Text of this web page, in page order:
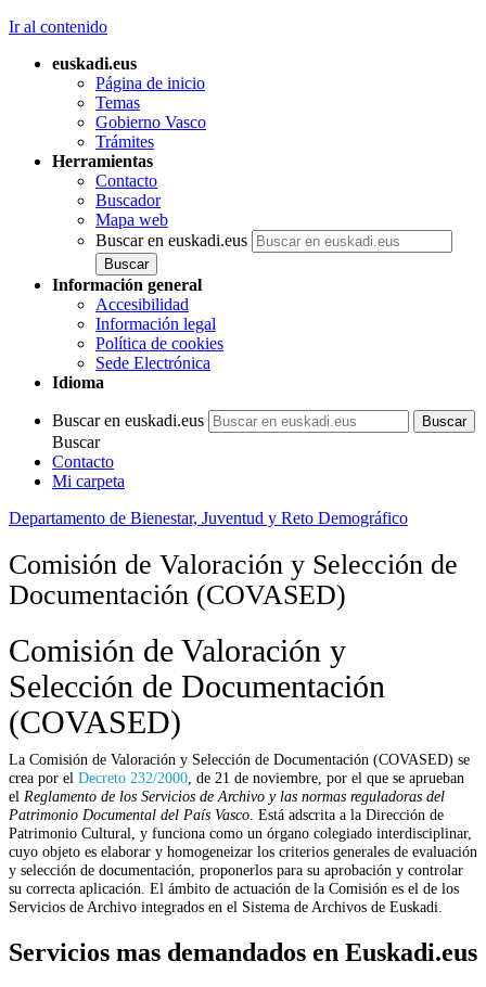
Ir al contenido
euskadi.eus
Página de inicio
Temas
Gobierno Vasco
Trámites
Herramientas
Contacto
Buscador
Mapa web
Buscar en euskadi.eus
Información general
Accesibilidad
Información legal
Política de cookies
Sede Electrónica
Idioma
Buscar en euskadi.eus
Buscar
Contacto
Mi carpeta
Departamento de Bienestar, Juventud y Reto Demográfico
Comisión de Valoración y Selección de
Documentación (COVASED)
Comisión de Valoración y
Selección de Documentación
(COVASED)
La Comisión de Valoración y Selección de Documentación (COVASED) se
crea por el Decreto 232/2000 , de 21 de noviembre, por el que se aprueban
el Reglamento de los Servicios de Archivo y las normas reguladoras del
Patrimonio Documental del País Vasco . Está adscrita a la Dirección de
Patrimonio Cultural, y funciona como un órgano colegiado interdisciplinar,
cuyo objeto es elaborar y homogeneizar los criterios generales de evaluación
y selección de documentación, proponerlos para su aprobación y controlar
su correcta aplicación. El ámbito de actuación de la Comisión es el de los
Servicios de Archivo integrados en el Sistema de Archivos de Euskadi.
Servicios mas demandados en Euskadi.eus